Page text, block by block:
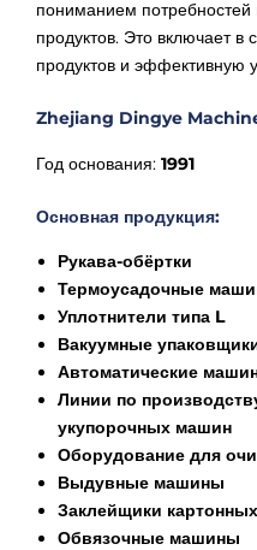
пониманием
продуктов. Это включает в
продуктов и эффективную
Zhejiang Dingye
Год основания: 1991
Основная продукция:
Рукава-обёртки
Термоусадочные
Уплотнители типа L
Вакуумные
Автоматические
Линии по
укупорочных машин
Оборудование для
Выдувные машины
Заклейщики
Обвязочные машины